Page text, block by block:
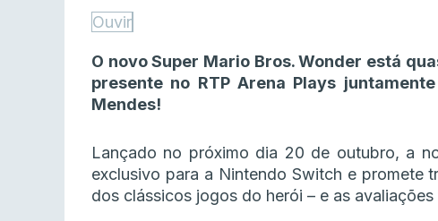
Ouvir
O novo Super Mario Bros. Wonder está
presente no RTP Arena Plays
Mendes!
Lançado no próximo dia 20 de outubro, a
exclusivo para a Nintendo Switch e promete
dos clássicos jogos do herói – e as